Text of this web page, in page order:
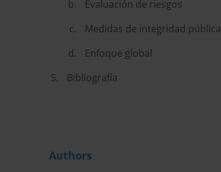
Evaluación de riesgos
Medidas de integridad pública
Enfoque global
Bibliografía
Authors